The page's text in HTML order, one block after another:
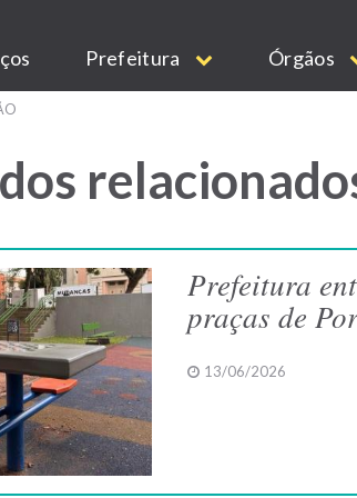
Prefeitura Órgãos
Prefeitura
praças de
13/06/2026